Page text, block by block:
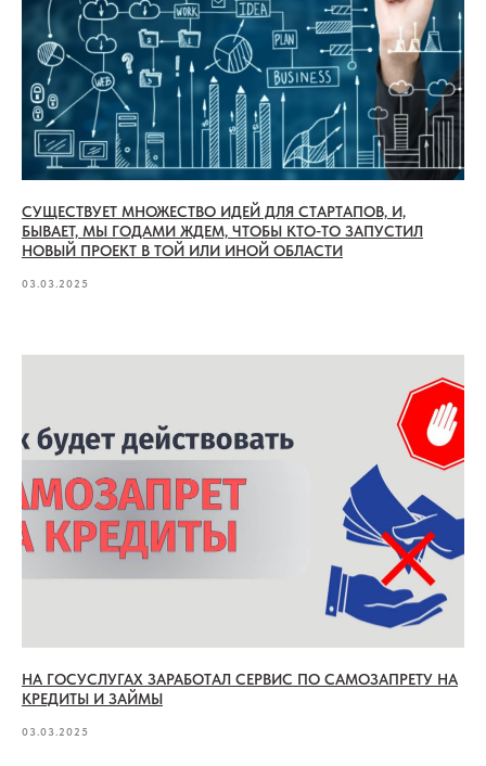
СУЩЕСТВУЕТ МНОЖЕСТВО ИДЕЙ ДЛЯ СТАРТАПОВ, И,
БЫВАЕТ, МЫ ГОДАМИ ЖДЕМ, ЧТОБЫ КТО-ТО ЗАПУСТИЛ
НОВЫЙ ПРОЕКТ В ТОЙ ИЛИ ИНОЙ ОБЛАСТИ
03.03.2025
НА ГОСУСЛУГАХ ЗАРАБОТАЛ СЕРВИС ПО САМОЗАПРЕТУ НА
КРЕДИТЫ И ЗАЙМЫ
03.03.2025